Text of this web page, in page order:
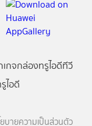
กจกล่องทรูไอดีทีวี
ไอดี
บายความเป็นส่วนตัว